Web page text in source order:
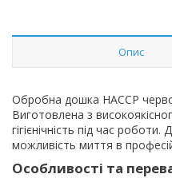
Опис
Обробна дошка HACCP
Виготовлена з
гігієнічність під час
можливість миття в
Особливості та